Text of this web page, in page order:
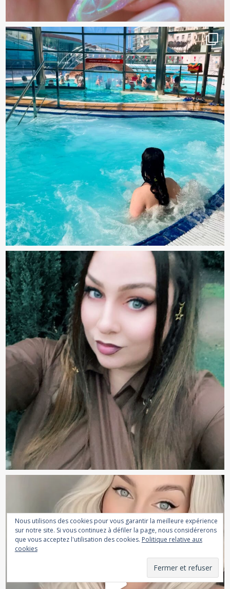
Nous utilisons des cookies pour vous garantir la meilleure expérience
sur notre site. Si vous continuez à défiler la page, nous considérerons
que vous acceptez l'utilisation des cookies. Politique relative aux
cookies